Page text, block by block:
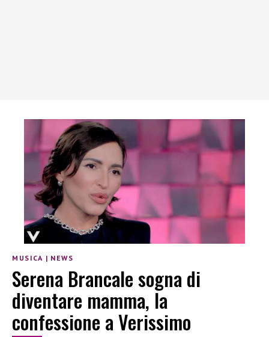
MUSICA | NEWS
Serena Brancale sogna di
diventare mamma, la
confessione a Verissimo